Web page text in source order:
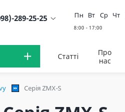
289-25-25 Пн Вт Ср Чт
Статті
Про
нас
Серія ZMX-S